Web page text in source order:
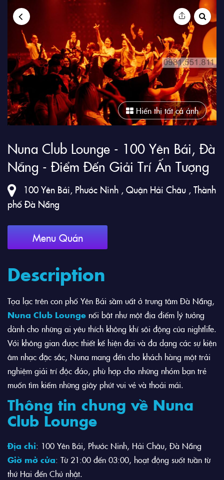
Hiển thị tất cả ảnh
Nuna Club Lounge - 100 Yên Bái, Đà
Nẵng - Điểm Đến Giải Trí Ấn Tượng
100 Yên Bái, Phước Ninh , Quận Hải Châu , Thành
phố Đà Nẵng
Menu Quán
Description
Tọa lạc trên con phố Yên Bái sầm uất ở trung tâm Đà Nẵng,
Nuna Club Lounge nổi bật như một địa điểm lý tưởng
dành cho những ai yêu thích không khí sôi động của nightlife.
Với không gian được thiết kế hiện đại và đa dạng các sự kiện
âm nhạc đặc sắc, Nuna mang đến cho khách hàng một trải
nghiệm giải trí độc đáo, phù hợp cho những nhóm bạn trẻ
muốn tìm kiếm những giây phút vui vẻ và thoải mái.
Thông tin chung về Nuna
Club Lounge
Địa chỉ: 100 Yên Bái, Phước Ninh, Hải Châu, Đà Nẵng
Giờ mở cửa: Từ 21:00 đến 03:00, hoạt động suốt tuần từ
thứ Hai đến Chủ nhật.